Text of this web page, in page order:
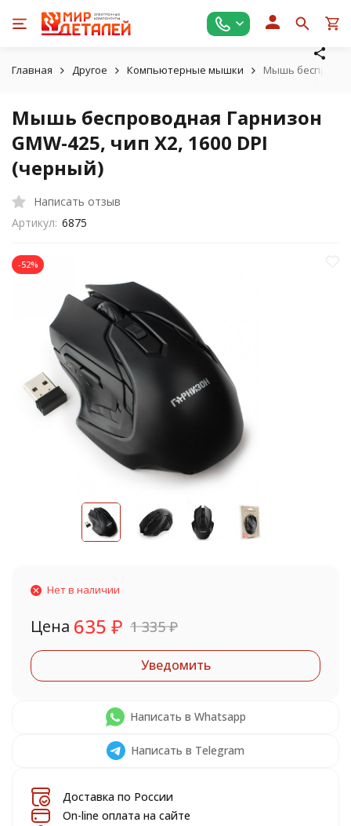
Главная Другое Компьютерные мышки Мышь
Мышь беспроводная Гарнизон
GMW-425, чип X2, 1600 DPI
(черный)
Написать отзыв
Артикул: 6875
-52%
Нет в наличии
Цена 635 ₽ 1 335₽
Уведомить
Написать в Whatsapp
Написать в Telegram
Доставка по России
On-line оплата на сайте